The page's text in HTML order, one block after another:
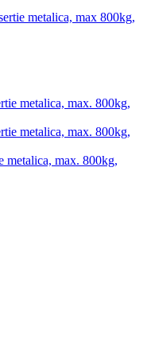
metalica, max 800kg,
metalica, max. 800kg,